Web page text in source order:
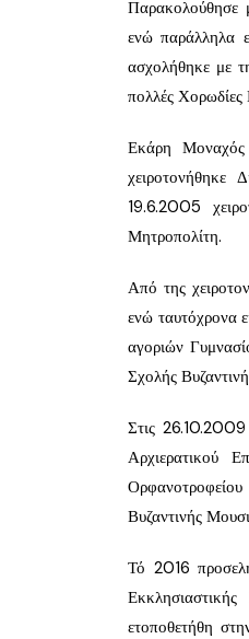
Παρακολούθησε
ενώ παράλληλα
ασχολήθηκε με
πολλές
Εκάρη
19.6.2005
Μητροπολίτη.
Από της
ενώ ταυτόχρονα
αγοριών
Σχολής
Στις
Αρχιερατικού
Βυζαντινής
Τό 2016
ετοποθετήθη